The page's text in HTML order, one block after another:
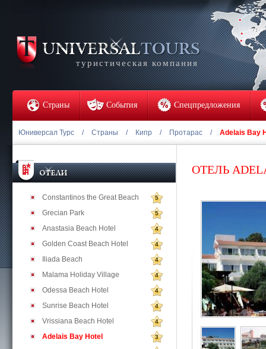
туристическая компания
Страны События Спецпредложения
Юниверсал Турс / Страны / Кипр / Протарас / Adelais Bay
Constantinos the Great Beach 5
Grecian Park 5
Anastasia Beach Hotel 4
Golden Coast Beach Hotel 4
Iliada Beach 4
Malama Holiday Village 4
Odessa Beach Hotel 4
Sunrise Beach Hotel 4
Vrissiana Beach Hotel 4
Adelais Bay Hotel 3
ОТЕЛЬ